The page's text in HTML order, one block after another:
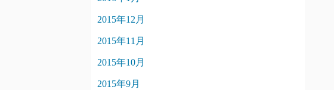
2015年12月
2015年11月
2015年10月
2015年9月